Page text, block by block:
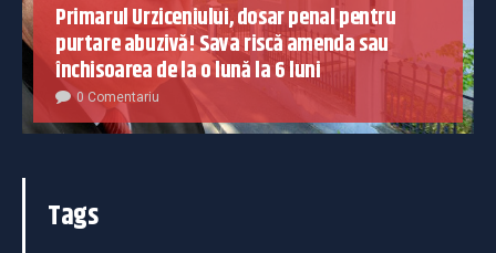
Primarul Urziceniului, dosar penal pentru
purtare abuzivă! Sava riscă amenda sau
închisoarea de la o lună la 6 luni
0 Comentariu
Tags